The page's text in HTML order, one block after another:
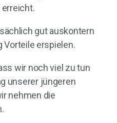
erreicht.
gut auskontern
Vorteile erspielen.
wir noch viel zu tun
unserer jüngeren
nehmen die